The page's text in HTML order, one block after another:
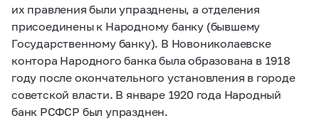
их правления были упразднены, а отделения
присоединены к Народному банку (бывшему
Государственному банку). В Новониколаевске
контора Народного банка была образована в 1918
году после окончательного установления в городе
советской власти. В январе 1920 года Народный
банк РСФСР был упразднен.